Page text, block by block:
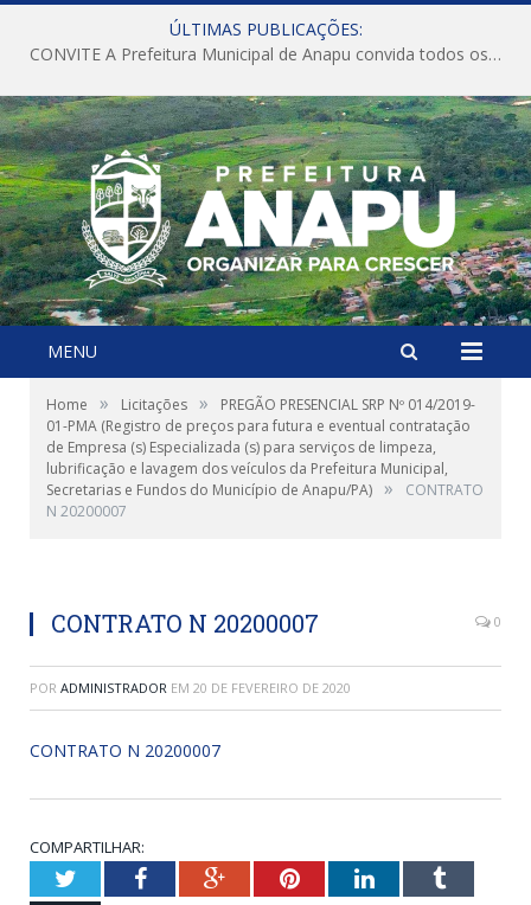
ÚLTIMAS PUBLICAÇÕES:
CONVITE A Prefeitura Municipal de Anapu convida todos os servidores públicos municipais para participarem da Audiência Pública de discussão da Lei de Diretrizes Orçamentárias (LDO), importante instrumento de planejamento das ações e investimentos da Administração Pública para o próximo exercício financeiro.
MENU
Home » Licitações »
PREGÃO PRESENCIAL SRP Nº 014/2019-
01-PMA (Registro de preços para futura e eventual contratação
de Empresa (s) Especializada (s) para serviços de limpeza,
lubrificação e lavagem dos veículos da Prefeitura Municipal,
Secretarias e Fundos do Município de Anapu/PA) »
CONTRATO
N 20200007
CONTRATO N 20200007 0
POR ADMINISTRADOR EM 20 DE FEVEREIRO DE 2020
CONTRATO N 20200007
COMPARTILHAR:
TwitterFacebookGoogle+PinterestLinkedInTumblr